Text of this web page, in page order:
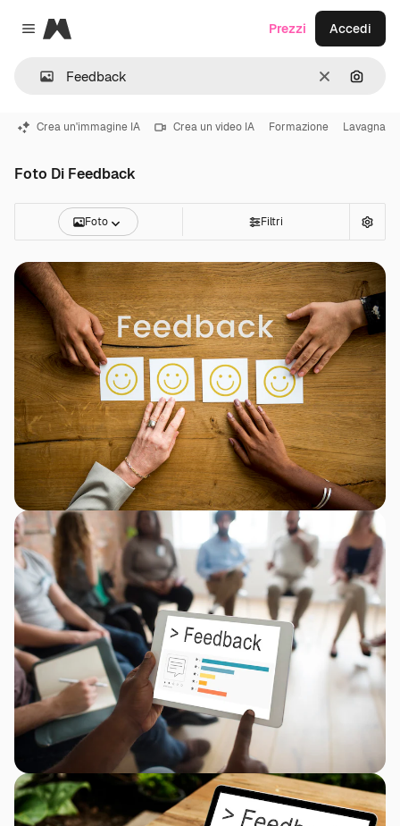
Close menu
Magnific
CancellaCerca
Prezzi Accedi
Crea un'immagine IA Crea un video IA Formazione Lavagna
Foto Di Feedback
Foto Filtri